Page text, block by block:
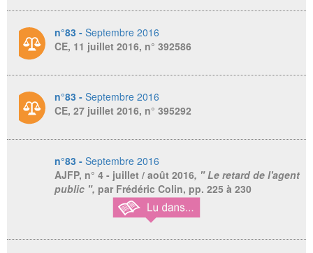
n°83 - Septembre 2016
CE, 11 juillet 2016, n° 392586
n°83 - Septembre 2016
CE, 27 juillet 2016, n° 395292
n°83 - Septembre 2016
AJFP, n° 4 - juillet / août 2016, " Le retard de l'agent
public ", par Frédéric Colin, pp. 225 à 230